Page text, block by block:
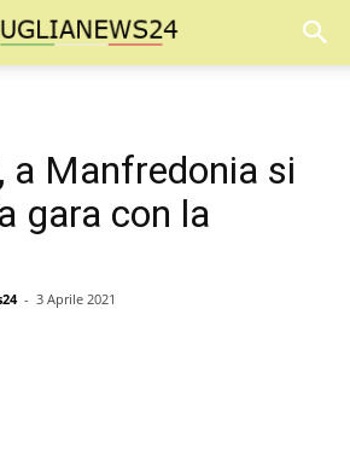
a Manfredonia si
gara con la
- 3 Aprile 2021